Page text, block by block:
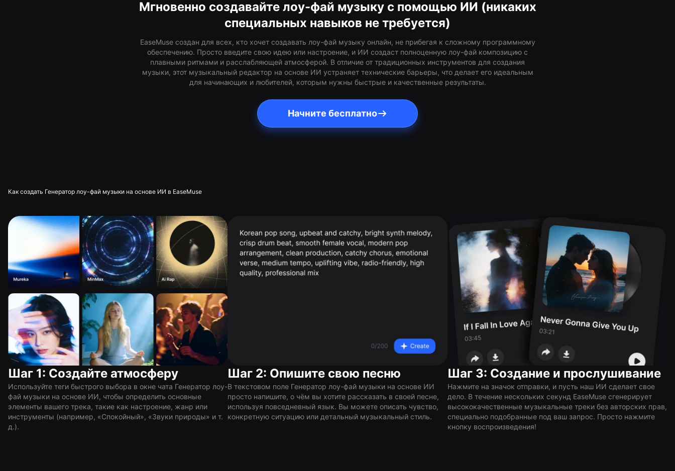
Мгновенно создавайте лоу-фай музыку с помощью ИИ (никаких
специальных навыков не требуется)
EaseMuse создан для всех, кто хочет создавать лоу-фай музыку онлайн, не прибегая к сложному программному
обеспечению. Просто введите свою идею или настроение, и ИИ создаст полноценную лоу-фай композицию с
плавными ритмами и расслабляющей атмосферой. В отличие от традиционных инструментов для создания
музыки, этот музыкальный редактор на основе ИИ устраняет технические барьеры, что делает его идеальным
для начинающих и любителей, которым нужны быстрые и качественные результаты.
Начните бесплатно
Как создать Генератор лоу-фай музыки на основе ИИ в EaseMuse
Шаг 1: Создайте атмосферу
Используйте теги быстрого выбора в окне чата Генератор лоу-
фай музыки на основе ИИ, чтобы определить основные
элементы вашего трека, такие как настроение, жанр или
инструменты (например, «Спокойный», «Звуки природы» и т.
д.).
Шаг 2: Опишите свою песню
В текстовом поле Генератор лоу-фай музыки на основе ИИ
просто напишите, о чём вы хотите рассказать в своей песне,
используя повседневный язык. Вы можете описать чувство,
конкретную ситуацию или детальный музыкальный стиль.
Шаг 3: Создание и прослушивание
Нажмите на значок отправки, и пусть наш ИИ сделает свое
дело. В течение нескольких секунд EaseMuse сгенерирует
высококачественные музыкальные треки без авторских прав,
специально подобранные под ваш запрос. Просто нажмите
кнопку воспроизведения!